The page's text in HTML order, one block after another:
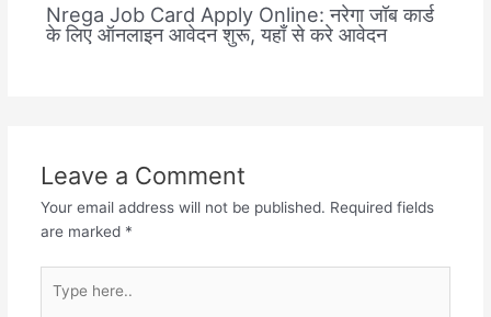
Nrega Job Card Apply Online: नरेगा जॉब कार्ड
के लिए ऑनलाइन आवेदन शुरू, यहाँ से करे आवेदन
Leave a Comment
Your email address will not be published. Required fields
are marked *
here..